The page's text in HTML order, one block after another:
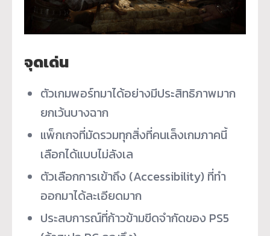
จุดเด่น
ตัวเกมพอร์ทมาได้อย่างมีประสิทธิภาพมาก
ยกเว้นบางฉาก
แพ็กเกจที่มัดรวมทุกสิ่งที่คนเล็งเกมภาคนี้
เลือกได้แบบไม่ลังเล
ตัวเลือกการเข้าถึง (Accessibility) ที่ทำ
ออกมาได้ละเอียดมาก
ประสบการณ์ที่ก้าวข้ามขีดจำกัดของ PS5